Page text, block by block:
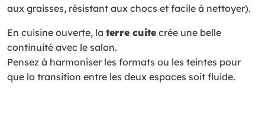
aux graisses, résistant aux chocs et facile à nettoyer).
En cuisine ouverte, la terre cuite crée une belle
continuité avec le salon.
Pensez à harmoniser les formats ou les teintes pour
que la transition entre les deux espaces soit fluide.